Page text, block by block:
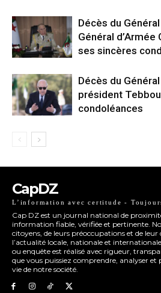
Décès du
Général
ses sincères
Décès du
président
condoléances
CapDZ
L’information avec certitude -
Cap DZ est un journal national de
information fiable, vérifiée et pertinente.
citoyens, de leurs préoccupations et de
l’actualité locale, nationale et
ou enquête est réalisé avec rigueur,
que vous puissiez comprendre, analyser
vie de notre société.